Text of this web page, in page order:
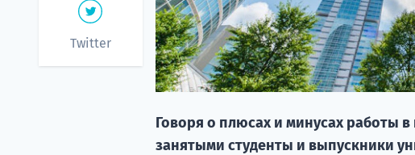
Twitter
Говоря о плюсах и минусах работы
занятыми студенты и выпускники